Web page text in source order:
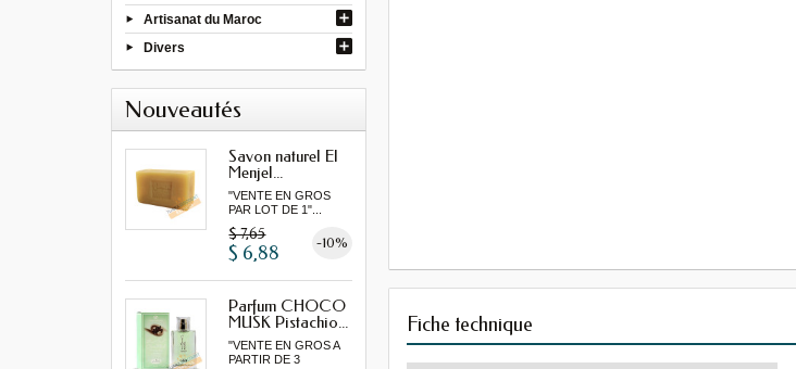
Artisanat du Maroc
Divers
Nouveautés
Savon naturel El
Menjel...
"VENTE EN GROS
PAR LOT DE 1"...
$ 7,65 -10%
$ 6,88
Parfum CHOCO
MUSK Pistachio...
"VENTE EN GROS A
PARTIR DE 3
Fiche technique